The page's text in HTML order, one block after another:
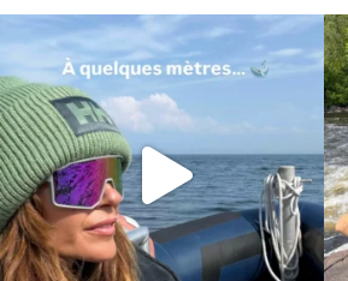
Voir une baleine en photo, c’est
impressionnant 🐋...
196